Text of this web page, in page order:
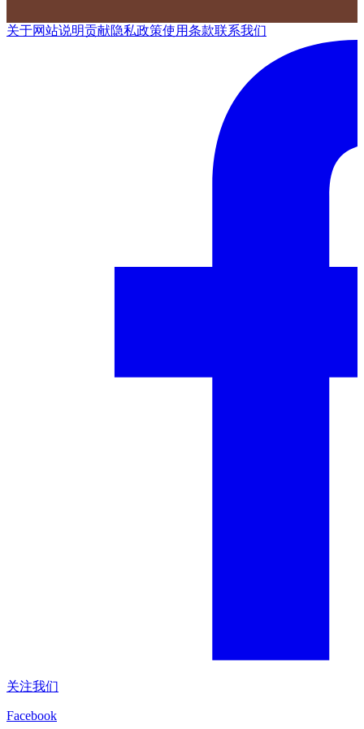
关于网站说明贡献隐私政策使用条款联系我们
关注我们
Facebook